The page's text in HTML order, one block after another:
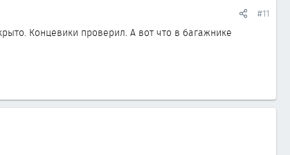
#11
Концевики проверил. А вот что в багажнике